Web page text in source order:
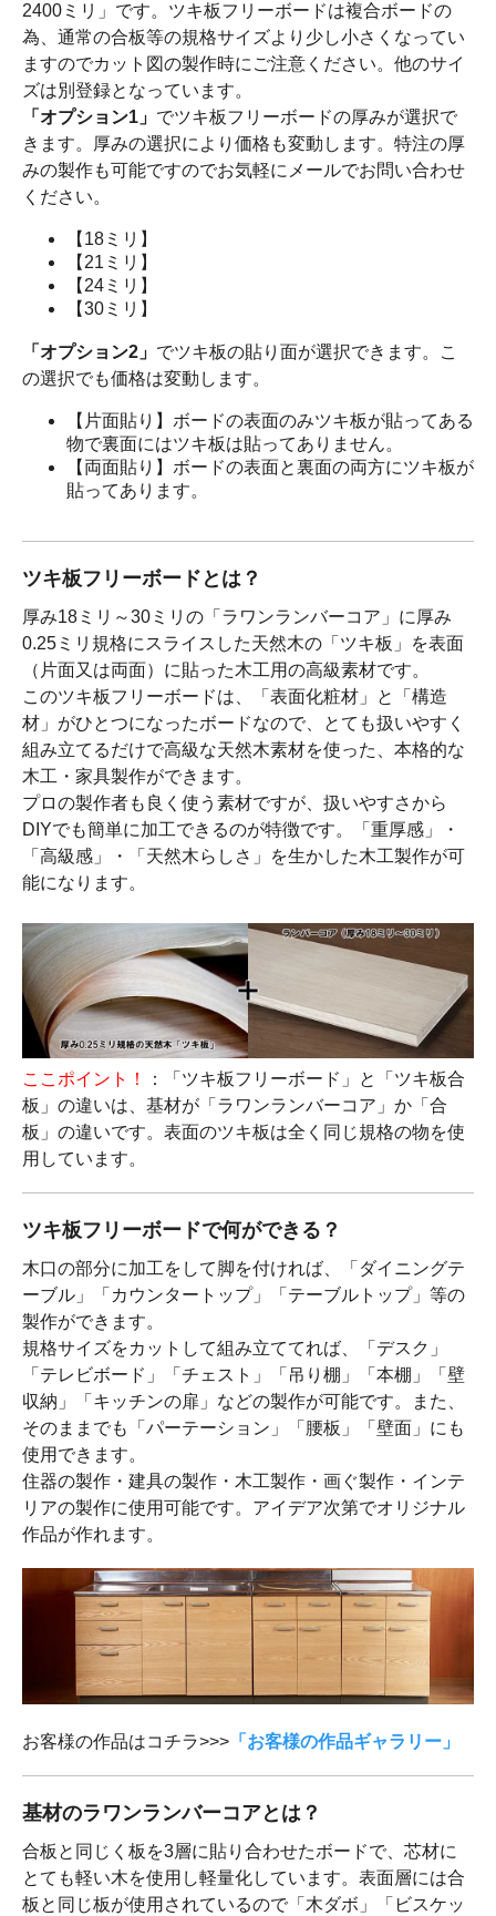
2400ミリ」です。ツキ板フリーボードは複合ボードの
為、通常の合板等の規格サイズより少し小さくなってい
ますのでカット図の製作時にご注意ください。他のサイ
ズは別登録となっています。
「オプション1」 でツキ板フリーボードの厚みが選択で
きます。厚みの選択により価格も変動します。特注の厚
みの製作も可能ですのでお気軽にメールでお問い合わせ
ください。
【18ミリ】
【21ミリ】
【24ミリ】
【30ミリ】
「オプション2」 でツキ板の貼り面が選択できます。こ
の選択でも価格は変動します。
【片面貼り】ボードの表面のみツキ板が貼ってある
物で裏面にはツキ板は貼ってありません。
【両面貼り】ボードの表面と裏面の両方にツキ板が
貼ってあります。
ツキ板フリーボードとは？
厚み18ミリ～30ミリの「ラワンランバーコア」に厚み
0.25ミリ規格にスライスした天然木の「ツキ板」を表面
（片面又は両面）に貼った木工用の高級素材です。
このツキ板フリーボードは、「表面化粧材」と「構造
材」がひとつになったボードなので、とても扱いやすく
組み立てるだけで高級な天然木素材を使った、本格的な
木工・家具製作ができます。
プロの製作者も良く使う素材ですが、扱いやすさから
DIYでも簡単に加工できるのが特徴です。「重厚感」・
「高級感」・「天然木らしさ」を生かした木工製作が可
能になります。
ここポイント！
：「ツキ板フリーボード」と「ツキ板合
板」の違いは、基材が「ラワンランバーコア」か「合
板」の違いです。表面のツキ板は全く同じ規格の物を使
用しています。
ツキ板フリーボードで何ができる？
木口の部分に加工をして脚を付ければ、「ダイニングテ
ーブル」「カウンタートップ」「テーブルトップ」等の
製作ができます。
規格サイズをカットして組み立ててれば、「デスク」
「テレビボード」「チェスト」「吊り棚」「本棚」「壁
収納」「キッチンの扉」などの製作が可能です。また、
そのままでも「パーテーション」「腰板」「壁面」にも
使用できます。
住器の製作・建具の製作・木工製作・画ぐ製作・インテ
リアの製作に使用可能です。アイデア次第でオリジナル
作品が作れます。
お客様の作品はコチラ>>> 「お客様の作品ギャラリー」
基材のラワンランバーコアとは？
合板と同じく板を3層に貼り合わせたボードで、芯材に
とても軽い木を使用し軽量化しています。表面層には合
板と同じ板が使用されているので「木ダボ」「ビスケッ